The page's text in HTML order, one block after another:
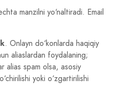
manzilni yo‘naltiradi. Email
. Onlayn do‘konlarda haqiqiy
aliaslardan foydalaning;
alias spam olsa, asosiy
yoki o‘zgartirilishi